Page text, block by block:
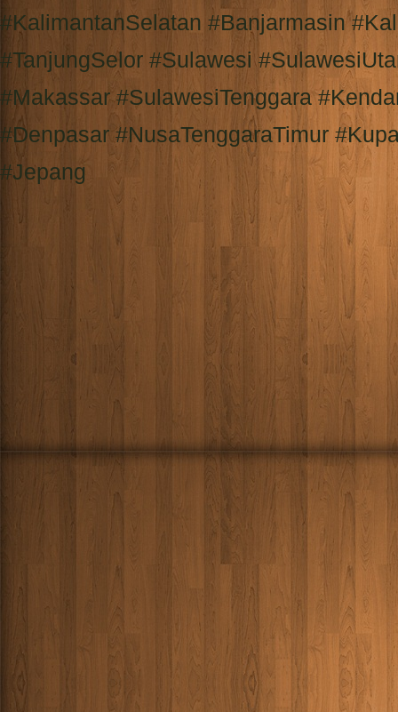
#KalimantanSelatan #Banjarmasin
#TanjungSelor #Sulawesi
#Makassar #SulawesiTenggara
#Denpasar #NusaTenggaraTimur
#Jepang